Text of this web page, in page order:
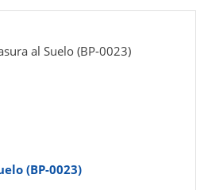
(BP-0023)